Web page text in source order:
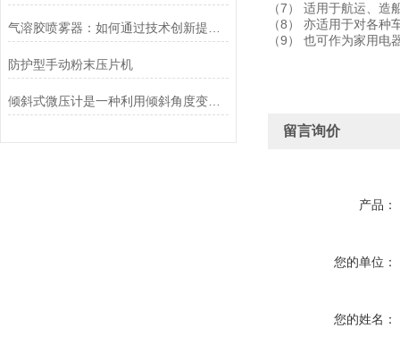
防护型手动粉末压片机
倾斜式微压计是一种利用倾斜角度变化测量压力的传感器
（7） 适用于航运、
（8） 亦适用于对各种
（9） 也可作为家用电
留言询价
产品：
您的单位：
您的姓名：